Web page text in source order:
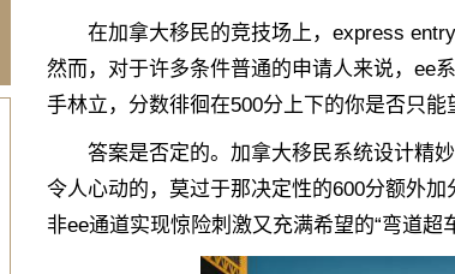
在加拿大移民的竞技场上，express entry
然而，对于许多条件普通的申请人来说，ee
手林立，分数徘徊在500分上下的你是否只能
答案是否定的。加拿大移民系统设计精妙
令人心动的，莫过于那决定性的600分额外
非ee通道实现惊险刺激又充满希望的“弯道超车